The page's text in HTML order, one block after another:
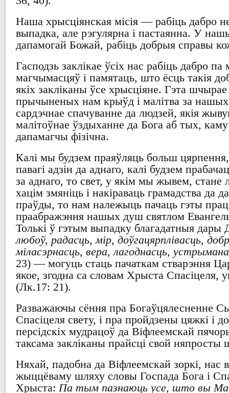
Нашахрысціянская місія —рабіць дабро
выпадка,але рэгулярна і пастаянна.У
дапамогай Божай,рабіць добрыя справы
Гасподзь заклікае ўсіх насрабіць дабро па
магчымасцяў і памятаць,што ёсць такія
якіх закліканы ўсе хрысціяне.Гэта шчырае
прычыненых нам крыўд і малітва за
сардэчнае спачуванне да людзей, якія
малітоўнае ўздыханне да Бога аб тых,
дапамагчы фізічна.
Калі мы будзем праяўляць больш цярпення
павагі адзін да аднаго,калі будзем
за аднаго, тосвет,у якім мы жывем,стане
хацім змяніць і накіраваць грамадства да
праўды, то намналежыць пачаць гэты
праабражэння нашых душсвятлом
Толькі ў гэтым выпадку благадатныя дары
любоў, радасць, мір, доўгацярплівасць,
міласэрнасць, вера, лагоднасць,
23) —могуць стаць пачаткам стварэння
якое,згодна са словам Хрыста Спасіцеля,
(Лк.17: 21).
Разважаючы сёння пра Богаўцялесненне
Спасіцеля свету,і пра пройдзены цяжкі і
персідскіх мудрацоў да Віфлеемскай
таксама закліканы прайсці свой няпросты
Няхай,падобна да Віфлеемскай зоркі, нас
жыццёваму шляху словы Госпада Бога і
Хрыста:Па тым пазнаюць усе, што вы Мае